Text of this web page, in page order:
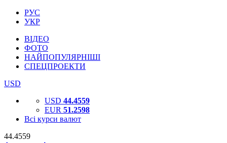
РУС
УКР
ВІДЕО
ФОТО
НАЙПОПУЛЯРНІШІ
СПЕЦПРОЕКТИ
USD
USD 44.4559
EUR 51.2598
Всі курси валют
44.4559